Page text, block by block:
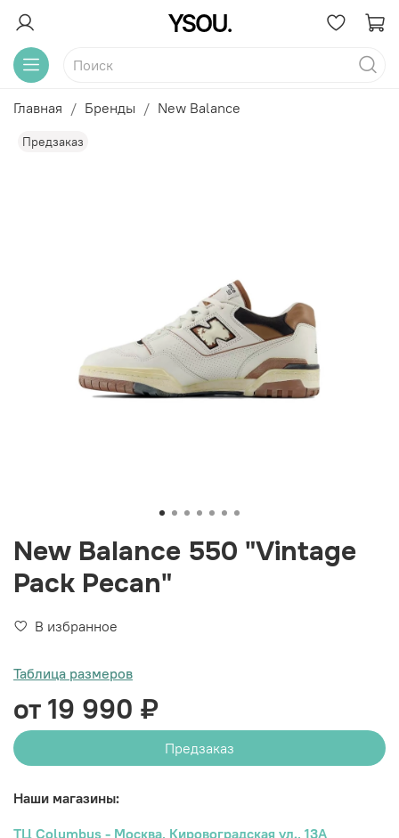
Главная Бренды New Balance
Предзаказ
New Balance 550 "Vintage
Pack Pecan"
В избранное
Таблица размеров
от 19 990 ₽
Предзаказ
Наши магазины:
ТЦ Columbus - Москва, Кировоградская ул., 13А